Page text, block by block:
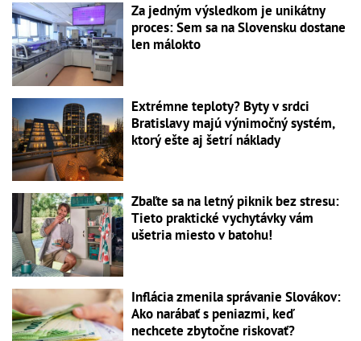
Za jedným výsledkom je unikátny
proces: Sem sa na Slovensku dostane
len málokto
Extrémne teploty? Byty v srdci
Bratislavy majú výnimočný systém,
ktorý ešte aj šetrí náklady
Zbaľte sa na letný piknik bez stresu:
Tieto praktické vychytávky vám
ušetria miesto v batohu!
Inflácia zmenila správanie Slovákov:
Ako narábať s peniazmi, keď
nechcete zbytočne riskovať?